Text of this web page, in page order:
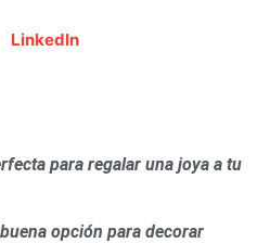
LinkedIn
para regalar una joya a tu
opción para decorar